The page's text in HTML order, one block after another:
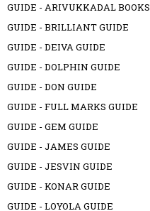
GUIDE - ARIVUKKADAL BOOKS
GUIDE - BRILLIANT GUIDE
GUIDE - DEIVA GUIDE
GUIDE - DOLPHIN GUIDE
GUIDE - DON GUIDE
GUIDE - FULL MARKS GUIDE
GUIDE - GEM GUIDE
GUIDE - JAMES GUIDE
GUIDE - JESVIN GUIDE
GUIDE - KONAR GUIDE
GUIDE - LOYOLA GUIDE